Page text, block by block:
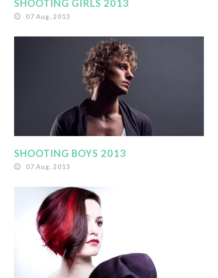
SHOOTING GIRLS 2013
07 Aug. 2013
SHOOTING BOYS 2013
07 Aug. 2013